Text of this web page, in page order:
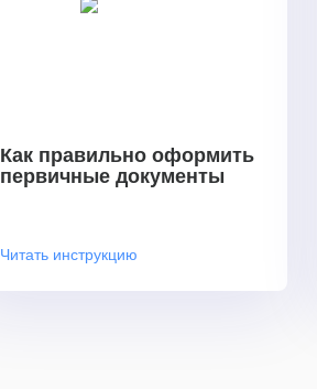
Как правильно оформить
первичные документы
Читать инструкцию